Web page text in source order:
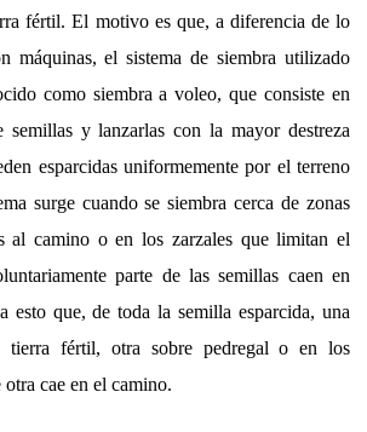
fértil. El motivo es que, a diferencia de lo
máquinas, el sistema de siembra utilizado
como siembra a voleo, que consiste en
semillas y lanzarlas con la mayor destreza
esparcidas uniformemente por el terreno
surge cuando se siembra cerca de zonas
al camino o en los zarzales que limitan el
parte de las semillas caen en
esto que, de toda la semilla esparcida, una
tierra fértil, otra sobre pedregal o en los
cae en el camino.